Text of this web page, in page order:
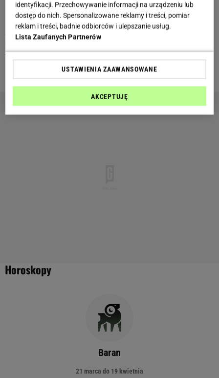
1 sierpnia 2026
Panno, możesz dojść do wniosku, że nie każda znajomość
daje Ci tyle samo dobrej energii. Jedno spotkanie uświadomi
tylko z przyzwyczajenia. Warto częściej wybierać ludzi, przy
których możesz być sobą.
Horoskopy
Baran
21 marca do 19 kwietnia
identyfikacji. Przechowywanie informacji na urządzeniu lub
dostęp do nich. Spersonalizowane reklamy i treści, pomiar
reklam i treści, badnie odbiorców i ulepszanie usług.
Lista Zaufanych Partnerów
USTAWIENIA ZAAWANSOWANE
AKCEPTUJĘ